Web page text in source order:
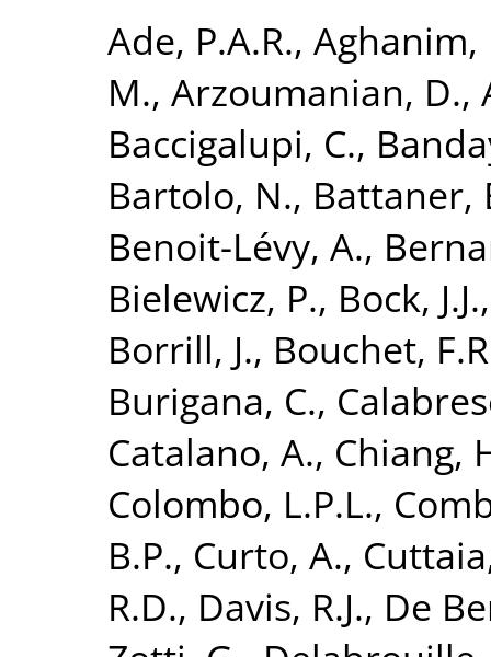
Ade, P.A.R., Aghanim,
M., Arzoumanian, D.,
Baccigalupi, C.,
Bartolo, N., Battaner,
Benoit-Lévy, A.,
Bielewicz, P., Bock, J.J.
Borrill, J., Bouchet,
Burigana, C.,
Catalano, A., Chiang,
Colombo, L.P.L.,
B.P., Curto, A.,
R.D., Davis, R.J., De